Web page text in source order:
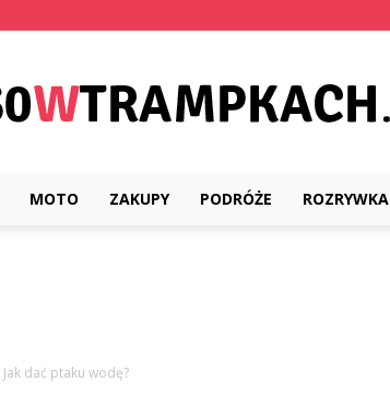
30wtrampkach.pl
MOTO ZAKUPY PODRÓŻE ROZRYWKA
Jak dać ptaku wodę?